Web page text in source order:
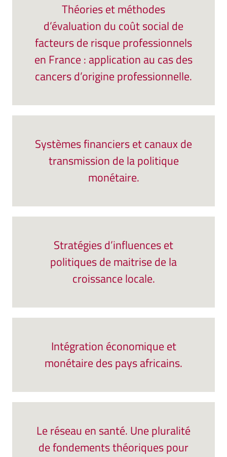
Théories et méthodes
d’évaluation du coût social de
facteurs de risque professionnels
en France : application au cas des
cancers d’origine professionnelle.
Systèmes financiers et canaux de
transmission de la politique
monétaire.
Stratégies d’influences et
politiques de maitrise de la
croissance locale.
Intégration économique et
monétaire des pays africains.
Le réseau en santé. Une pluralité
de fondements théoriques pour